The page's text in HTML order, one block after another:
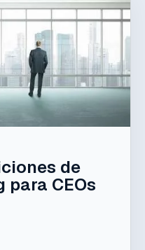
de
para CEOs